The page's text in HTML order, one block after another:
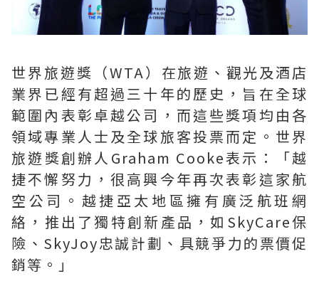
世界旅遊獎（WTA）在旅遊、觀光及酒店
業界已經有超過三十年的歷史，旨在全球
範圍內表彰卓越公司，而這些獎項均由各
領域專業人士及全球旅客投票而定。世界
旅遊獎創辦人Graham Cooke表示：「越
捷不懈努力，很高興今年再次表彰這家航
空公司。越捷亞太地區擁有廣泛航班網
絡，推出了獨特創新產品，如SkyCare保
險、SkyJoy忠誠計劃、具競爭力的票價促
銷等。」